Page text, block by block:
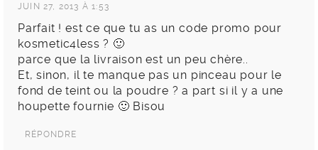
JUIN 27, 2013 À 1:53
Parfait ! est ce que tu as un code promo pour
kosmetic4less ? 🙂
parce que la livraison est un peu chère..
Et, sinon, il te manque pas un pinceau pour le
fond de teint ou la poudre ? a part si il y a une
houpette fournie 🙂 Bisou
RÉPONDRE